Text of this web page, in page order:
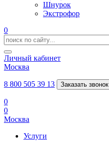
Шнурок
Экстрофор
0
Личный кабинет
Москва
8 800 505 39 13 Заказать звонок
0
0
Москва
Услуги